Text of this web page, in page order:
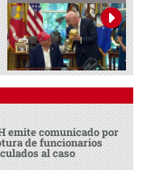
emite comunicado por
de funcionarios
al caso